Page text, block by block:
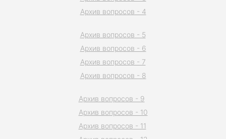
Архив вопросов - 4
Архив вопросов - 5
Архив вопросов - 6
Архив вопросов - 7
Архив вопросов - 8
Архив вопросов - 9
Архив вопросов - 10
Архив вопросов - 11